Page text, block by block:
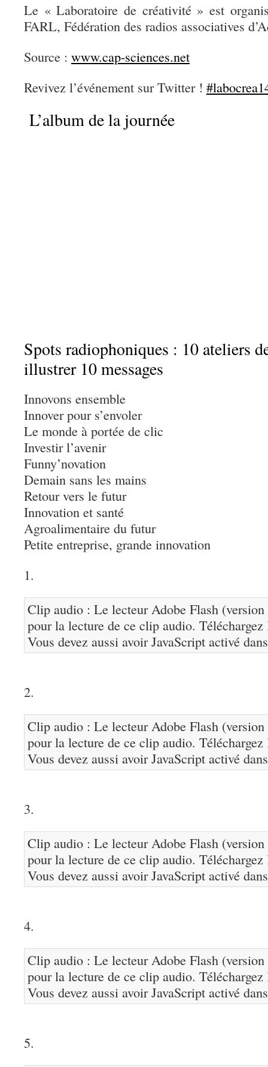
Le « Laboratoire de créativité » est
FARL, Fédération des radios associatives
Source : www.cap-sciences.net
Revivez l’événement sur Twitter !
L’album de la journée
Spots radiophoniques : 10 ateliers
illustrer 10 messages
Innovons ensemble
Innover pour s’envoler
Le monde à portée de clic
Investir l’avenir
Funny’novation
Demain sans les mains
Retour vers le futur
Innovation et santé
Agroalimentaire du futur
Petite entreprise, grande innovation
1.
Clip audio : Le lecteur Adobe Flash (version
pour la lecture de ce clip audio.
Vous devez aussi avoir JavaScript activé
2.
Clip audio : Le lecteur Adobe Flash (version
pour la lecture de ce clip audio.
Vous devez aussi avoir JavaScript activé
3.
Clip audio : Le lecteur Adobe Flash (version
pour la lecture de ce clip audio.
Vous devez aussi avoir JavaScript activé
4.
Clip audio : Le lecteur Adobe Flash (version
pour la lecture de ce clip audio.
Vous devez aussi avoir JavaScript activé
5.